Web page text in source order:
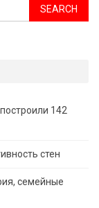
142
стен
семейные